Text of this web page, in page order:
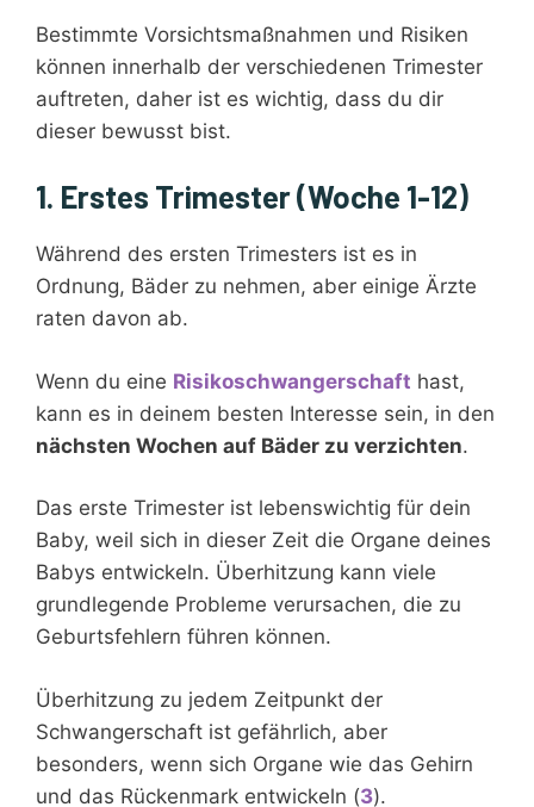
Bestimmte Vorsichtsmaßnahmen und Risiken
können innerhalb der verschiedenen Trimester
auftreten, daher ist es wichtig, dass du dir
dieser bewusst bist.
1. Erstes Trimester (Woche 1-12)
Während des ersten Trimesters ist es in
Ordnung, Bäder zu nehmen, aber einige Ärzte
raten davon ab.
Wenn du eine Risikoschwangerschaft hast,
kann es in deinem besten Interesse sein, in den
nächsten Wochen auf Bäder zu verzichten.
Das erste Trimester ist lebenswichtig für dein
Baby, weil sich in dieser Zeit die Organe deines
Babys entwickeln. Überhitzung kann viele
grundlegende Probleme verursachen, die zu
Geburtsfehlern führen können.
Überhitzung zu jedem Zeitpunkt der
Schwangerschaft ist gefährlich, aber
besonders, wenn sich Organe wie das Gehirn
und das Rückenmark entwickeln (3).